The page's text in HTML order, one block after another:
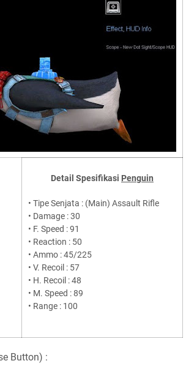
Detail Spesifikasi Penguin
• Tipe Senjata : (Main) Assault Rifle
• Damage : 30
• F. Speed : 91
• Reaction : 50
• Ammo : 45/225
• V. Recoil : 57
• H. Recoil : 48
• M. Speed : 89
• Range : 100
Button) :